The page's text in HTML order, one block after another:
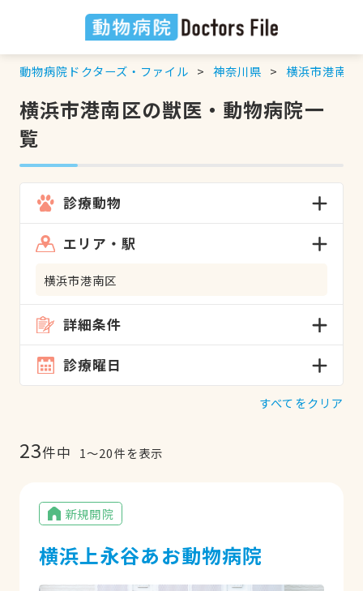
動物病院ドクターズ・ファイル 神奈川県 横浜市港南区
横浜市港南区の獣医・動物病院一
覧
診療動物
エリア・駅
横浜市港南区
詳細条件
診療曜日
すべてをクリア
23件中 1〜20件を表示
新規開院
横浜上永谷あお動物病院